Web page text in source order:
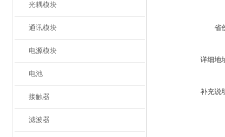
光耦模块
通讯模块
电源模块
电池
接触器
滤波器
省
详细地
补充说